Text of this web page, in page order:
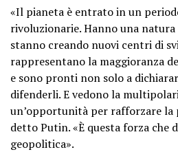
«Il pianeta è entrato in un
rivoluzionarie. Hanno una
stanno creando nuovi centri di
rappresentano la maggioranza
e sono pronti non solo a
difenderli. E vedono la
un’opportunità per rafforzare la
detto Putin. «È questa forza che
geopolitica».